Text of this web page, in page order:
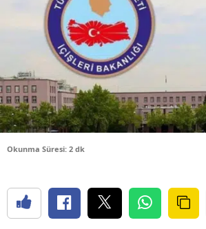
Okunma Süresi: 2 dk